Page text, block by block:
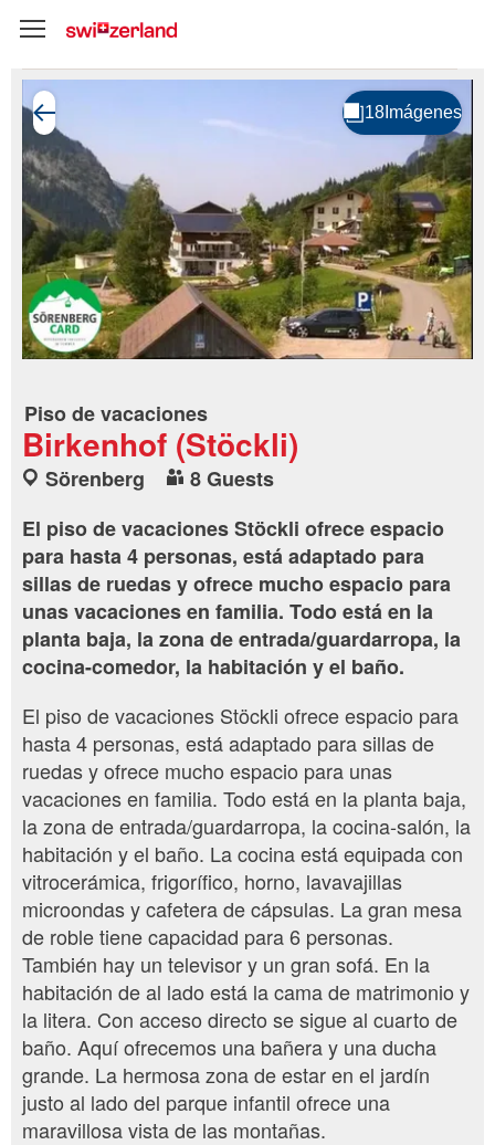
Piso de vacaciones
Birkenhof (Stöckli)
Sörenberg
8 Guests
El piso de vacaciones Stöckli ofrece espacio
para hasta 4 personas, está adaptado para
sillas de ruedas y ofrece mucho espacio para
unas vacaciones en familia. Todo está en la
planta baja, la zona de entrada/guardarropa, la
cocina-comedor, la habitación y el baño.
El piso de vacaciones Stöckli ofrece espacio para
hasta 4 personas, está adaptado para sillas de
ruedas y ofrece mucho espacio para unas
vacaciones en familia. Todo está en la planta baja,
la zona de entrada/guardarropa, la cocina-salón, la
habitación y el baño. La cocina está equipada con
vitrocerámica, frigorífico, horno, lavavajillas
microondas y cafetera de cápsulas. La gran mesa
de roble tiene capacidad para 6 personas.
También hay un televisor y un gran sofá. En la
habitación de al lado está la cama de matrimonio y
la litera. Con acceso directo se sigue al cuarto de
baño. Aquí ofrecemos una bañera y una ducha
grande. La hermosa zona de estar en el jardín
justo al lado del parque infantil ofrece una
maravillosa vista de las montañas.